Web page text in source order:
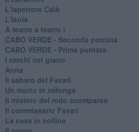
L'ispettore Calò
L'isola
A teatro a teatro !
CABO VERDE - Seconda puntata
CABO VERDE - Prima puntata
I cerchi nel grano
Anna
Il sabato del Favati
Un morto in milonga
Il mistero del redo scomparso
Il commissario Favati
La casa in collina